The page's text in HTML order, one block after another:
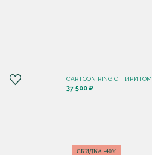
CARTOON RING С ПИРИТОМ
37 500 ₽
СКИДКА -40%